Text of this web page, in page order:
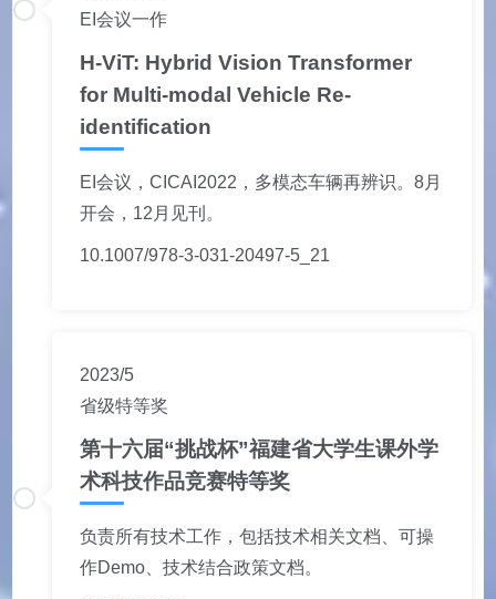
EI会议一作
H-ViT: Hybrid Vision Transformer
for Multi-modal Vehicle Re-
identification
EI会议，CICAI2022，多模态车辆再辨识。8月
开会，12月见刊。
10.1007/978-3-031-20497-5_21
2023/5
省级特等奖
第十六届“挑战杯”福建省大学生课外学
术科技作品竞赛特等奖
负责所有技术工作，包括技术相关文档、可操
作Demo、技术结合政策文档。